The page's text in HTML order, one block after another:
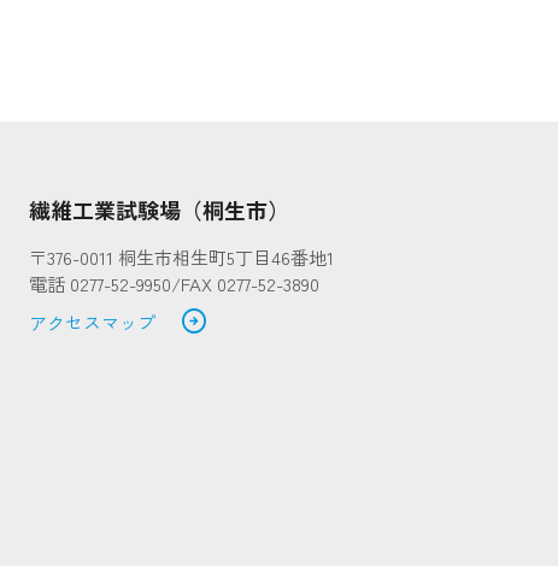
繊維工業試験場（桐生市）
〒376-0011 桐生市相生町5丁目46番地1
電話 0277-52-9950/FAX 0277-52-3890
アクセスマップ
arrow_circle_right